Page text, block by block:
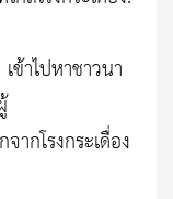
ข้าไปหาชาวนา
กโรงกระเดื่อง